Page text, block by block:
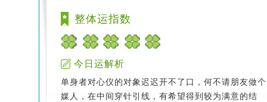
整体运指数
今日运解析
单身者对心仪的对象迟迟开不了口，何不请朋友做个
媒人，在中间穿针引线，有希望得到较为满意的结